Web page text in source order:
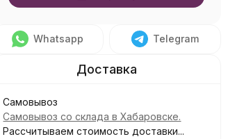
Whatsapp Telegram
Самовывоз
Самовывоз со склада в Хабаровске.
Рассчитываем стоимость доставки...